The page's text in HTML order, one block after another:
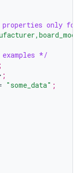
properties only
*/
;
;
"some_data" ;